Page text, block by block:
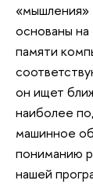
«мышления»
основаны
памяти
он ищет
наиболее
машинное
пониманию
нашей